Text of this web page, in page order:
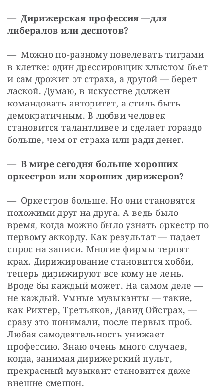
— Дирижерская профессия —для
либералов или деспотов?
— Можно по-разному повелевать тиграми
в клетке: один дрессировщик хлыстом бьет
и сам дрожит от страха, а другой — ​берет
лаской. Думаю, в искусстве должен
командовать авторитет, а стиль быть
демократичным. В любви человек
становится талантливее и сделает гораздо
больше, чем от страха или ради денег.
— В мире сегодня больше хороших
оркестров или хороших дирижеров?
— Оркестров больше. Но они становятся
похожими друг на друга. А ведь было
время, когда можно было узнать оркестр по
первому аккорду. Как результат — ​падает
спрос на записи. Многие фирмы терпят
крах. Дирижирование становится хобби,
теперь дирижируют все кому не лень.
Вроде бы каждый может. На самом деле — ​
не каждый. Умные музыканты — ​такие,
как Рихтер, Третьяков, Давид Ойстрах, — ​
сразу это понимали, после первых проб.
Любая самодеятельность унижает
профессию. Знаю очень много случаев,
когда, занимая дирижерский пульт,
прекрасный музыкант становится даже
внешне смешон.